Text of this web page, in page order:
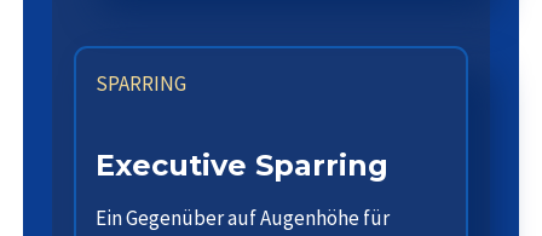
SPARRING
Executive Sparring
Ein Gegenüber auf Augenhöhe für